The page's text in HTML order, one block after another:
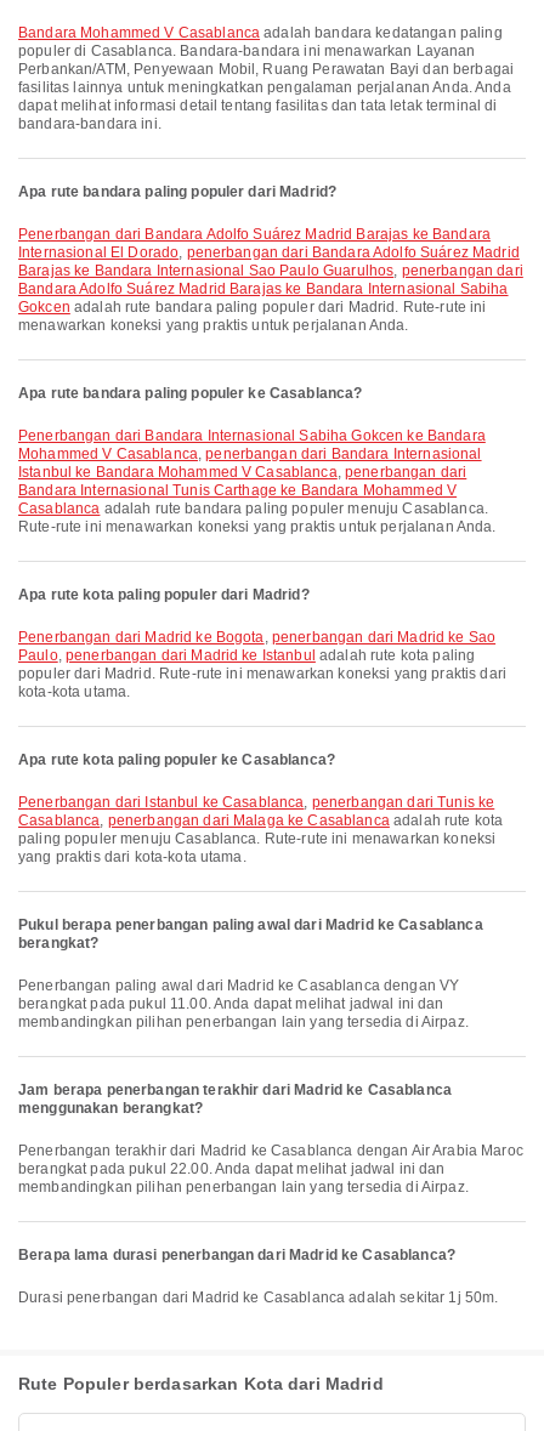
Bandara Mohammed V Casablanca adalah bandara kedatangan paling
populer di Casablanca. Bandara-bandara ini menawarkan Layanan
Perbankan/ATM, Penyewaan Mobil, Ruang Perawatan Bayi dan berbagai
fasilitas lainnya untuk meningkatkan pengalaman perjalanan Anda. Anda
dapat melihat informasi detail tentang fasilitas dan tata letak terminal di
bandara-bandara ini.
Apa rute bandara paling populer dari Madrid?
penerbangan dari Bandara Adolfo Suárez Madrid Barajas ke Bandara
Internasional El Dorado, penerbangan dari Bandara Adolfo Suárez Madrid
Barajas ke Bandara Internasional Sao Paulo Guarulhos, penerbangan dari
Bandara Adolfo Suárez Madrid Barajas ke Bandara Internasional Sabiha
Gokcen adalah rute bandara paling populer dari Madrid. Rute-rute ini
menawarkan koneksi yang praktis untuk perjalanan Anda.
Apa rute bandara paling populer ke Casablanca?
penerbangan dari Bandara Internasional Sabiha Gokcen ke Bandara
Mohammed V Casablanca,penerbangan dari Bandara Internasional
Istanbul ke Bandara Mohammed V Casablanca,penerbangan dari
Bandara Internasional Tunis Carthage ke Bandara Mohammed V
Casablanca adalah rute bandara paling populer menuju Casablanca.
Rute-rute ini menawarkan koneksi yang praktis untuk perjalanan Anda.
Apa rute kota paling populer dari Madrid?
penerbangan dari Madrid ke Bogota, penerbangan dari Madrid ke Sao
Paulo, penerbangan dari Madrid ke Istanbul adalah rute kota paling
populer dari Madrid. Rute-rute ini menawarkan koneksi yang praktis dari
kota-kota utama.
Apa rute kota paling populer ke Casablanca?
penerbangan dari Istanbul ke Casablanca, penerbangan dari Tunis ke
Casablanca, penerbangan dari Malaga ke Casablancaadalah rute kota
paling populer menuju Casablanca. Rute-rute ini menawarkan koneksi
yang praktis dari kota-kota utama.
Pukul berapa penerbangan paling awal dari Madrid ke Casablanca
berangkat?
Penerbangan paling awal dari Madrid ke Casablanca dengan VY
berangkat pada pukul 11.00. Anda dapat melihat jadwal ini dan
membandingkan pilihan penerbangan lain yang tersedia di Airpaz.
Jam berapa penerbangan terakhir dari Madrid ke Casablanca
menggunakan berangkat?
Penerbangan terakhir dari Madrid ke Casablanca dengan Air Arabia Maroc
berangkat pada pukul 22.00. Anda dapat melihat jadwal ini dan
membandingkan pilihan penerbangan lain yang tersedia di Airpaz.
Berapa lama durasi penerbangan dari Madrid ke Casablanca?
Durasi penerbangan dari Madrid ke Casablanca adalah sekitar 1j 50m.
Rute Populer berdasarkan Kota dari Madrid